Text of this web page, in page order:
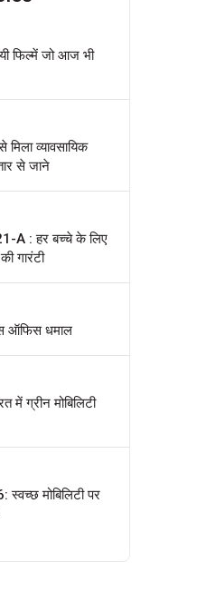
फिल्में जो आज भी
मिला व्यावसायिक
से जाने
A : हर बच्चे के लिए
गारंटी
ऑफिस धमाल
में ग्रीन मोबिलिटी
स्वच्छ मोबिलिटी पर